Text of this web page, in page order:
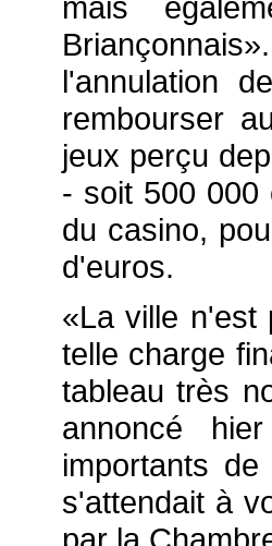
l'annulation
rembourser
jeux perçu
- soit 500 000
du casino,
d'euros.
«La ville n'est
telle charge
tableau très
annoncé
importants
s'attendait à